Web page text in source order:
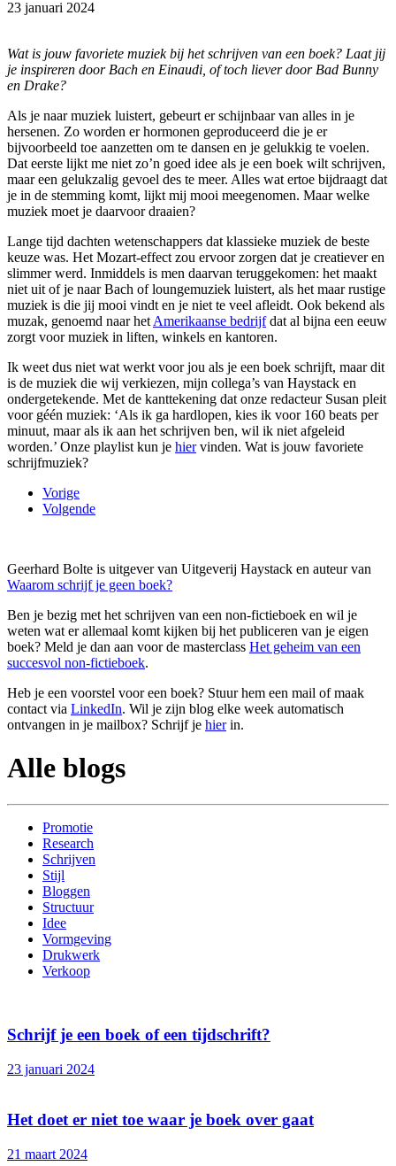
23 januari 2024
Wat is jouw favoriete muziek bij het schrijven van een boek? Laat jij
je inspireren door Bach en Einaudi, of toch liever door Bad Bunny
en Drake?
Als je naar muziek luistert, gebeurt er schijnbaar van alles in je
hersenen. Zo worden er hormonen geproduceerd die je er
bijvoorbeeld toe aanzetten om te dansen en je gelukkig te voelen.
Dat eerste lijkt me niet zo’n goed idee als je een boek wilt schrijven,
maar een gelukzalig gevoel des te meer. Alles wat ertoe bijdraagt dat
je in de stemming komt, lijkt mij mooi meegenomen. Maar welke
muziek moet je daarvoor draaien?
Lange tijd dachten wetenschappers dat klassieke muziek de beste
keuze was. Het Mozart-effect zou ervoor zorgen dat je creatiever en
slimmer werd. Inmiddels is men daarvan teruggekomen: het maakt
niet uit of je naar Bach of loungemuziek luistert, als het maar rustige
muziek is die jij mooi vindt en je niet te veel afleidt. Ook bekend als
muzak, genoemd naar het Amerikaanse bedrijfdat al bijna een eeuw
zorgt voor muziek in liften, winkels en kantoren.
Ik weet dus niet wat werkt voor jou als je een boek schrijft, maar dit
is de muziek die wij verkiezen, mijn collega’s van Haystack en
ondergetekende. Met de kanttekening dat onze redacteur Susan pleit
voor géén muziek: ‘Als ik ga hardlopen, kies ik voor 160 beats per
minuut, maar als ik aan het schrijven ben, wil ik niet afgeleid
worden.’ Onze playlist kun je hiervinden. Wat is jouw favoriete
schrijfmuziek?
Vorige
Volgende
Geerhard Bolte is uitgever van Uitgeverij Haystack en auteur van
Waarom schrijf je geen boek?
Ben je bezig met het schrijven van een non-fictieboek en wil je
weten wat er allemaal komt kijken bij het publiceren van je eigen
boek? Meld je dan aan voor de masterclass Het geheim van een
succesvol non-fictieboek.
Heb je een voorstel voor een boek? Stuur hem een mail of maak
contact via LinkedIn. Wil je zijn blog elke week automatisch
ontvangen in je mailbox? Schrijf je hierin.
Alle blogs
Promotie
Research
Schrijven
Stijl
Bloggen
Structuur
Idee
Vormgeving
Drukwerk
Verkoop
Schrijf je een boek of een tijdschrift?
23 januari 2024
Het doet er niet toe waar je boek over gaat
21 maart 2024